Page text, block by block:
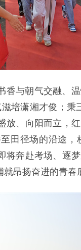
香与朝气交融、
培潇湘才俊；
放、向阳而立，
田径场的沿途
将奔赴考场、逐
昂扬奋进的青春